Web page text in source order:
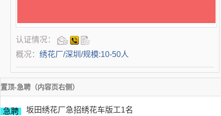
认证情况：
概况： 绣花厂/深圳/规模:10-50人
置顶-急聘（内容页右侧）
急聘 坂田绣花厂急招绣花车版工1名